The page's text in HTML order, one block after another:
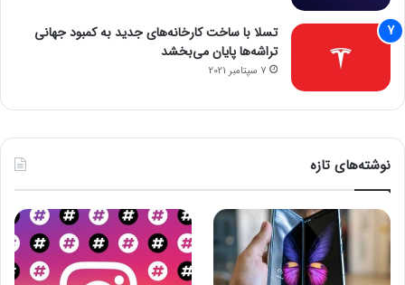
تسلا با ساخت کارخانه‌های جدید به کمبود جهانی
تراشه‌ها پایان می‌بخشد
7 سپتامبر 2021
نوشته‌های تازه